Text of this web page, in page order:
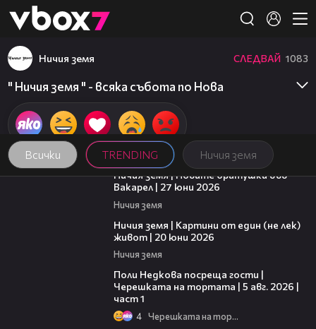
👾
Всички TRENDING Ничия земя
Ничия земя СЛЕДВАЙ 1083
" Ничия земя " - всяка събота по Нова
47:07
Ничия земя | Новите братушки във
Вакарел | 27 юни 2026
Ничия земя
Ничия земя | Картини от един (не лек)
живот | 20 юни 2026
Ничия земя
Поли Недкова посреща гости |
Черешката на тортата | 5 авг. 2026 |
част 1
4 Черешката на тортата